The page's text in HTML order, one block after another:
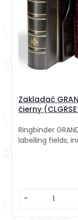
Zakladač
čierny
Ringbinder
labelling fields,
-